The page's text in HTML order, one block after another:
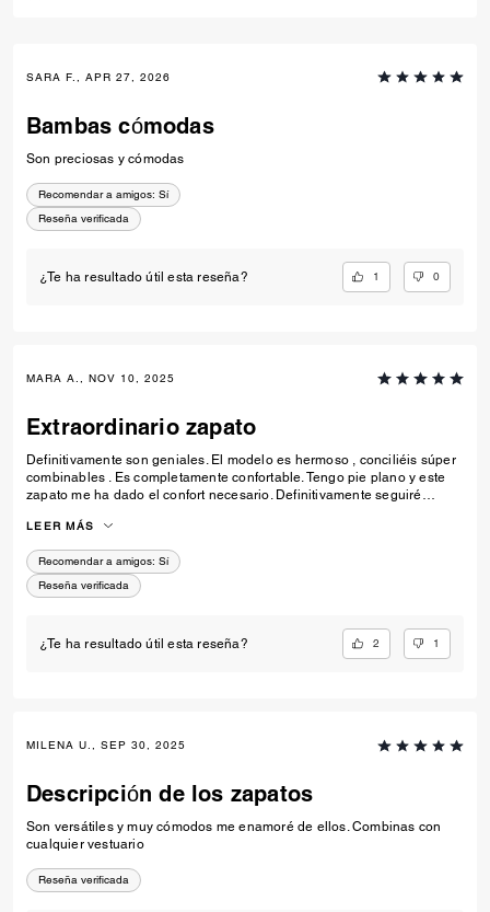
SARA F., APR 27, 2026
Bambas cómodas
Son preciosas y cómodas
Recomendar a amigos: Sí
Reseña verificada
¿Te ha resultado útil esta reseña? 1 0
MARA A., NOV 10, 2025
Extraordinario zapato
Definitivamente son geniales. El modelo es hermoso , conciliéis súper
combinables . Es completamente confortable. Tengo pie plano y este
zapato me ha dado el confort necesario. Definitivamente seguiré
LEER MÁS
Recomendar a amigos: Sí
Reseña verificada
¿Te ha resultado útil esta reseña? 2 1
MILENA U., SEP 30, 2025
Descripción de los zapatos
Son versátiles y muy cómodos me enamoré de ellos. Combinas con
cualquier vestuario
Reseña verificada